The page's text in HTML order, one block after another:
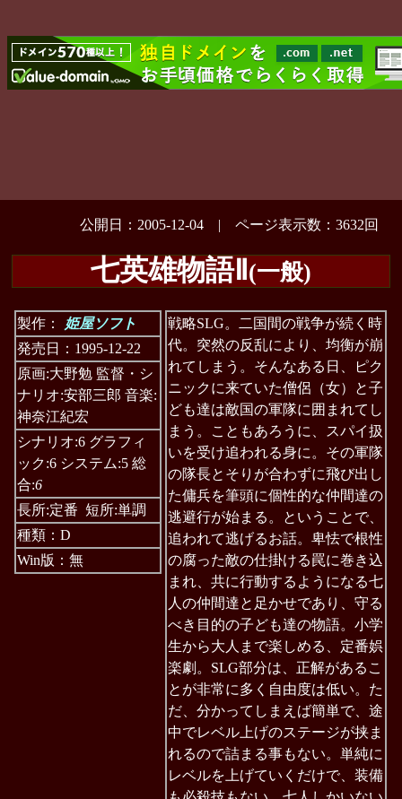
公開日：2005-12-04 | ページ表示数：3632回
七英雄物語Ⅱ (一般)
製作：
姫屋ソフト
発売日：1995-12-22
原画:大野勉 監督・シ
ナリオ:安部三郎 音楽:
神奈江紀宏
シナリオ:6 グラフィ
ック:6 システム:5 総
合:6
長所:定番 短所:単調
種類：D
Win版：無
戦略SLG。二国間の戦争が続く時
代。突然の反乱により、均衡が崩
れてしまう。そんなある日、ピク
ニックに来ていた僧侶（女）と子
ども達は敵国の軍隊に囲まれてし
まう。こともあろうに、スパイ扱
いを受け追われる身に。その軍隊
の隊長とそりが合わずに飛び出し
た傭兵を筆頭に個性的な仲間達の
逃避行が始まる。ということで、
追われて逃げるお話。卑怯で根性
の腐った敵の仕掛ける罠に巻き込
まれ、共に行動するようになる七
人の仲間達と足かせであり、守る
べき目的の子ども達の物語。小学
生から大人まで楽しめる、定番娯
楽劇。SLG部分は、正解があるこ
とが非常に多く自由度は低い。た
だ、分かってしまえば簡単で、途
中でレベル上げのステージが挟ま
れるので詰まる事もない。単純に
レベルを上げていくだけで、装備